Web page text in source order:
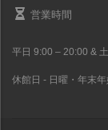
営業時間
平日 9:00 – 20:00 &
休館日 - 日曜・年末